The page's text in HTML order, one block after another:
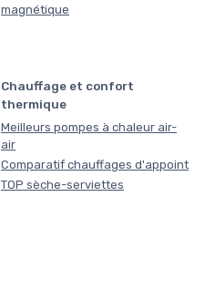
magnétique
Chauffage et confort
thermique
Meilleurs pompes à chaleur air-
air
Comparatif chauffages d'appoint
TOP sèche-serviettes